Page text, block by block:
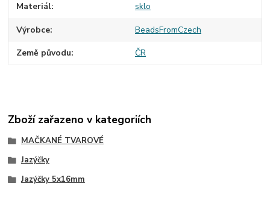
Materiál sklo
Výrobce BeadsFromCzech
Země původu ČR
Zboží zařazeno v kategoriích
MAČKANÉ TVAROVÉ
Jazýčky
Jazýčky 5x16mm